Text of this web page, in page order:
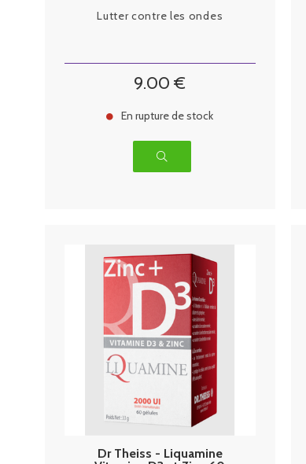
Lutter contre les ondes
9.00 €
En rupture de stock
Dr Theiss - Liquamine